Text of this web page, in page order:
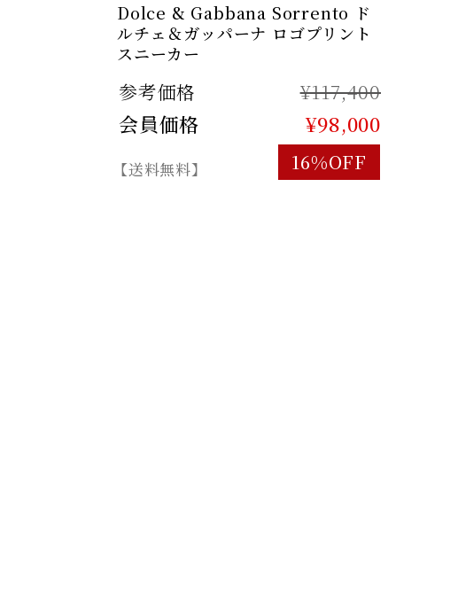
Dolce & Gabbana Sorrento ド
ルチェ＆ガッパーナ ロゴプリント
スニーカー
参考価格 ¥117,400
会員価格 ¥98,000
【送料無料】 16%OFF